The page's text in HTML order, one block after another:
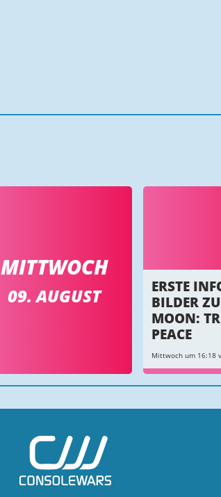
MITTWOCH
09. AUGUST
ERSTE
BILDER
MOON:
PEACE
Mittwoch um 16:18